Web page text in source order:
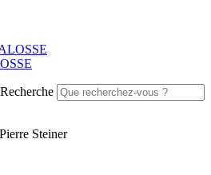
Recherche
Steiner